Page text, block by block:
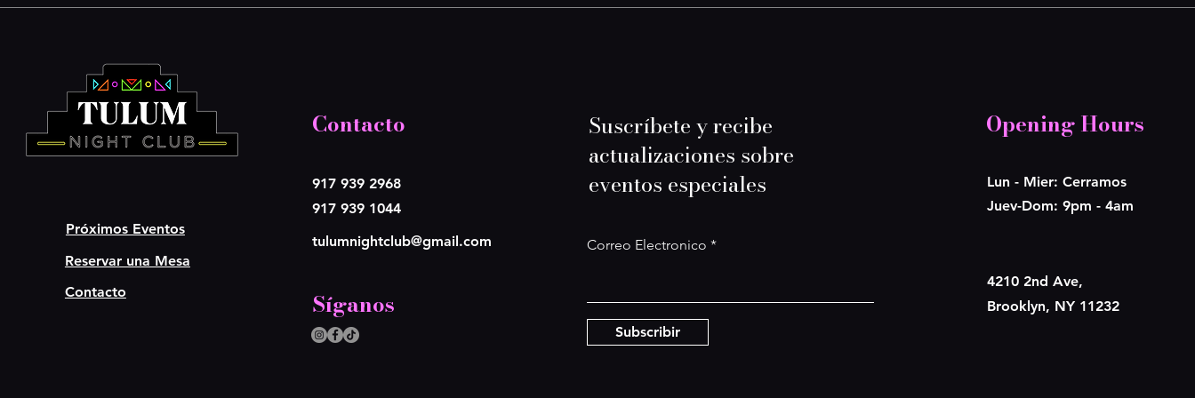
Próximos Eventos
Reservar una Mesa
Contacto
Contacto
917 939 2968
917 939 1044
tulumnightclub@gmail.com
Síganos
Suscríbete y recibe
actualizaciones sobre
eventos especiales
Correo Electronico
Subscribir
Opening Hours
Lun - Mier: Cerramos
​​Juev-Dom: 9pm - 4am
4210 2nd Ave,
Brooklyn, NY 11232